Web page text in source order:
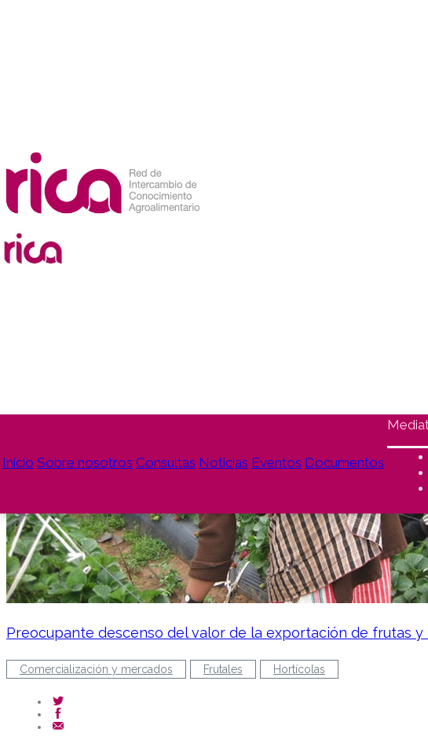
Inicio Sobre nosotros Consultas Noticias Eventos Documentos
Etiqueta: competidores
Preocupante descenso del valor de la exportación de frutas
Comercialización y mercados Frutales Hortícolas